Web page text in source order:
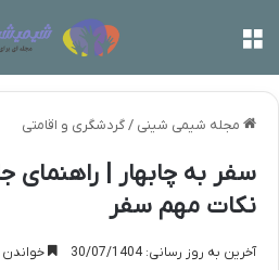
مجله شیمی شینی /گردشگری و اقامتی
سفر به چابهار | راهنمای
نکات مهم سفر
آخرین به روز رسانی: 30/07/1404 خواندن این